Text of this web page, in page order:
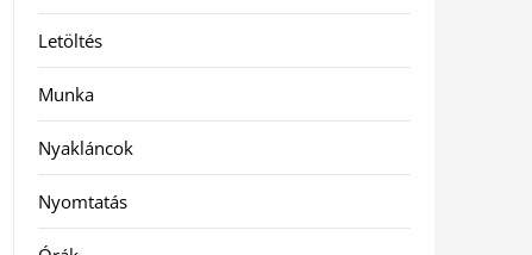
Letöltés
Munka
Nyakláncok
Nyomtatás